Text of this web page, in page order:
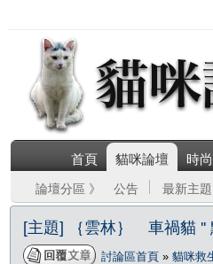
首頁 貓咪論壇 時
論壇分區 》 公告 最新主題
[主題] ｛雲林｝ 車禍貓 ''
討論區首頁 » 貓咪救